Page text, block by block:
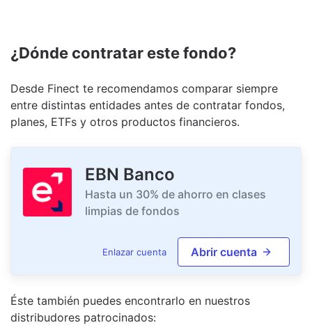
¿Dónde contratar este fondo?
Desde Finect te recomendamos comparar siempre
entre distintas entidades antes de contratar fondos,
planes, ETFs y otros productos financieros.
EBN Banco
Hasta un 30% de ahorro en clases
limpias de fondos
Enlazar cuenta Abrir cuenta
Éste también puedes encontrarlo en nuestros
distribudores patrocinados: